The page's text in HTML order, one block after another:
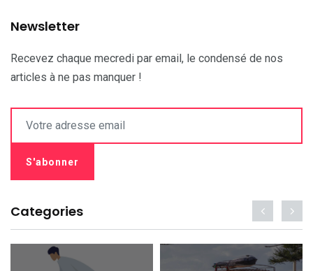
Newsletter
Recevez chaque mecredi par email, le condensé de nos
articles à ne pas manquer !
Categories